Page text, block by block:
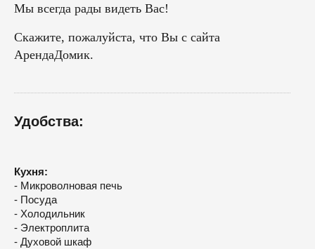
Мы всегда рады видеть Вас!
Скажите, пожалуйста, что Вы с сайта
АрендаДомик.
Удобства:
Кухня:
- Микроволновая печь
- Посуда
- Холодильник
- Электроплита
- Духовой шкаф